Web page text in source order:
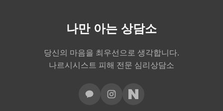
나만 아는 상담소
당신의 마음을 최우선으로 생각합니다.
나르시시스트 피해 전문 심리상담소